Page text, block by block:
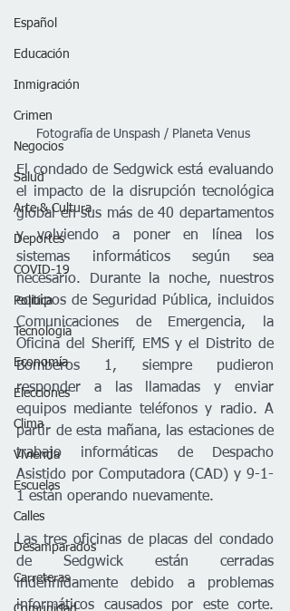
Español
Educación
Inmigración
Crimen
Negocios
Salud
Arte & Cultura
Deportes
COVID-19
Política
Tecnología
Economía
Elecciones
Clima
Vivienda
Escuelas
Calles
Desamparados
Carreteras
Fotografía de Unspash / Planeta Venus
El condado de Sedgwick está evaluando
el impacto de la disrupción tecnológica
global en sus más de 40 departamentos
y volviendo a poner en línea los
sistemas informáticos según sea
necesario. Durante la noche, nuestros
equipos de Seguridad Pública, incluidos
Comunicaciones de Emergencia, la
Oficina del Sheriff, EMS y el Distrito de
Bomberos 1, siempre pudieron
responder a las llamadas y enviar
equipos mediante teléfonos y radio. A
partir de esta mañana, las estaciones de
trabajo informáticas de Despacho
Asistido por Computadora (CAD) y 9-1-
1 están operando nuevamente.
Las tres oficinas de placas del condado
de Sedgwick están cerradas
indefinidamente debido a problemas
informáticos causados ​​por este corte.